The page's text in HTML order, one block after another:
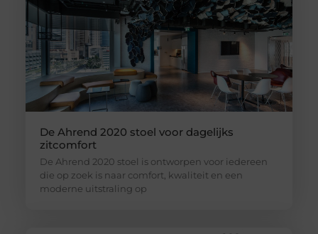
De Ahrend 2020 stoel voor dagelijks
zitcomfort
De Ahrend 2020 stoel is ontworpen voor iedereen
die op zoek is naar comfort, kwaliteit en een
moderne uitstraling op